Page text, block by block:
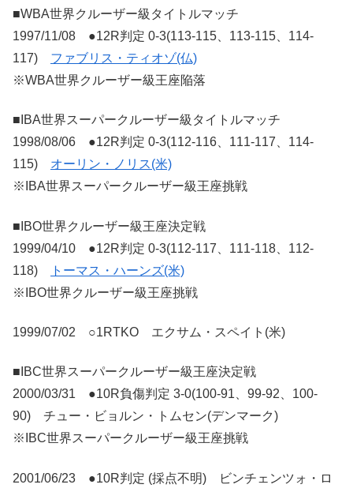
■WBA世界クルーザー級タイトルマッチ
1997/11/08 ●12R判定 0-3(113-115、113-115、114-
117) ファブリス・ティオゾ(仏)
※WBA世界クルーザー級王座陥落
■IBA世界スーパークルーザー級タイトルマッチ
1998/08/06 ●12R判定 0-3(112-116、111-117、114-
115) オーリン・ノリス(米)
※IBA世界スーパークルーザー級王座挑戦
■IBO世界クルーザー級王座決定戦
1999/04/10 ●12R判定 0-3(112-117、111-118、112-
118)
トーマス・ハーンズ(米)
※IBO世界クルーザー級王座挑戦
1999/07/02 ○1RTKO エクサム・スペイト(米)
■IBC世界スーパークルーザー級王座決定戦
2000/03/31 ●10R負傷判定 3-0(100-91、99-92、100-
90) チュー・ビョルン・トムセン(デンマーク)
※IBC世界スーパークルーザー級王座挑戦
2001/06/23 ●10R判定 (採点不明) ビンチェンツォ・ロ